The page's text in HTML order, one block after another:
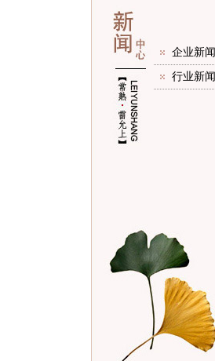
企业新闻
行业新闻